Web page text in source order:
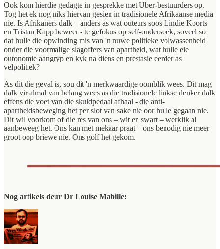
Ook kom hierdie gedagte in gesprekke met Uber-bestuurders op.
Tog het ek nog niks hiervan gesien in tradisionele Afrikaanse media
nie. Is Afrikaners dalk – anders as wat outeurs soos Lindie Koorts
en Tristan Kapp beweer - te gefokus op self-ondersoek, soveel so
dat hulle die opwinding mis van 'n nuwe politieke volwassenheid
onder die voormalige slagoffers van apartheid, wat hulle eie
outonomie aangryp en kyk na diens en prestasie eerder as
velpolitiek?
As dit die geval is, sou dit 'n merkwaardige oomblik wees. Dit mag
dalk vir almal van belang wees as die tradisionele linkse denker dalk
effens die voet van die skuldpedaal afhaal - die anti-
apartheidsbeweging het per slot van sake nie oor hulle gegaan nie.
Dit wil voorkom of die res van ons – wit en swart – werklik al
aanbeweeg het. Ons kan met mekaar praat – ons benodig nie meer
groot oop briewe nie. Ons golf het gekom.
Nog artikels deur Dr Louise Mabille: